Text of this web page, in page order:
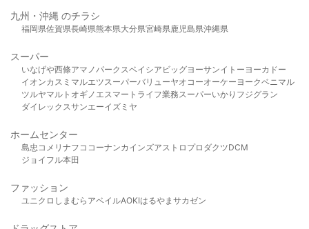
九州・沖縄 のチラシ
福岡県佐賀県長崎県熊本県大分県宮崎県鹿児島県沖縄県
スーパー
いなげや西條アマノパークスベイシア ビッグヨーサンイトーヨーカドー
イオンカスミ マルエツスーパーバリューヤオコーオーケー ヨークベニマル
ツルヤマルト オギノ エスマート ライフ業務スーパーいかり フジグラン
ダイレックスサンエーイズミヤ
ホームセンター
島忠 コメリ ナフコ コーナンカインズアストロプロダクツDCM
ジョイフル本田
ファッション
ユニクロ しまむら アベイルAOKIはるやま サカゼン